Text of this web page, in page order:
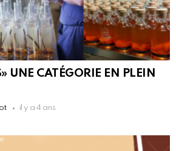
UNE CATÉGORIE EN PLEIN
il y a 4 ans